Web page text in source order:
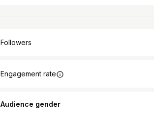
Followers
Engagement rate
Audience gender